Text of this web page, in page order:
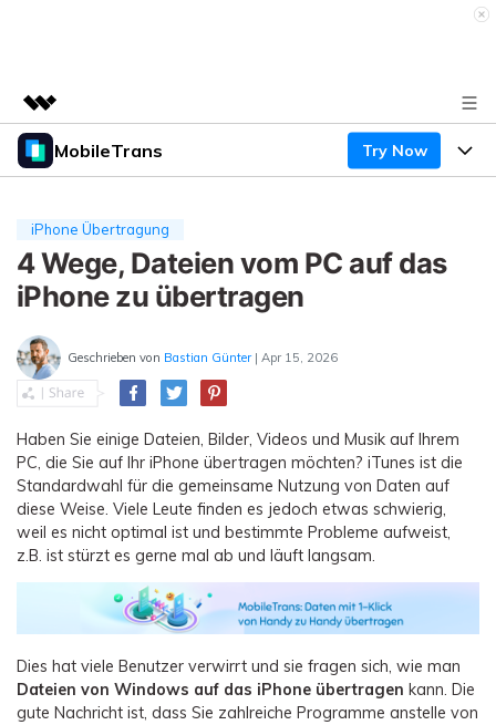
Top-Produkte
Dienstprogramme
Überblick
Lösungen
Über uns
Shop
Support
MobileTrans Try Now
Desktop
Mobile
Funktionen
Funktionen
Lösungen
Handydatenübertragung
Handy-Backup & Wiederherstellung
WhatsApp Manager
Übertragung anderer Apps
Preise
Preise für Mac
Preise für die App
Geschäftsplan
Bildungsplan
Lernen & Unterstützung
Wettbewerbe & Events
Lernen
Suche
Herunterladen
iPhone Übertragung
4 Wege, Dateien vom PC auf das
iPhone zu übertragen
Geschrieben von Bastian Günter | Apr 15, 2026
Haben Sie einige Dateien, Bilder, Videos und Musik auf Ihrem
PC, die Sie auf Ihr iPhone übertragen möchten? iTunes ist die
Standardwahl für die gemeinsame Nutzung von Daten auf
diese Weise. Viele Leute finden es jedoch etwas schwierig,
weil es nicht optimal ist und bestimmte Probleme aufweist,
z.B. ist stürzt es gerne mal ab und läuft langsam.
Dies hat viele Benutzer verwirrt und sie fragen sich, wie man
Dateien von Windows auf das iPhone übertragen kann. Die
gute Nachricht ist, dass Sie zahlreiche Programme anstelle von